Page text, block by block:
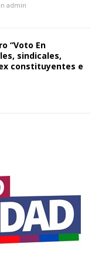
admin
“Voto En
sindicales,
constituyentes e